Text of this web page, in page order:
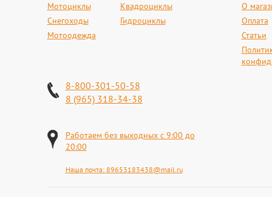
Мотоциклы
Квадроциклы
Снегоходы
Гидроциклы
Мотоодежда
О
Оплата
Статьи
8-800-301-50-58
8 (965) 318-34-38
Работаем без выходных с 9:00 до
20:00
Наша почта: 89653183438@mail.ru